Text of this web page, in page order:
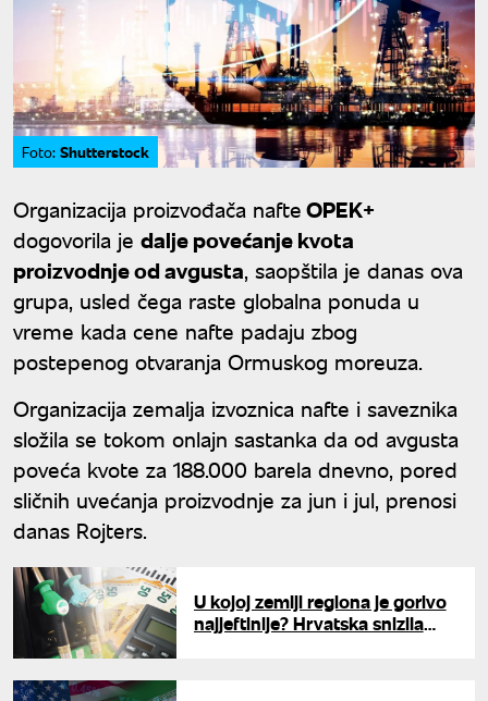
Foto: Shutterstock
Organizacija proizvođača nafteOPEK+
dogovorila je dalje povećanje kvota
proizvodnje od avgusta, saopštila je danas ova
grupa, usled čega raste globalna ponuda u
vreme kada cene nafte padaju zbog
postepenog otvaranja Ormuskog moreuza.
Organizacija zemalja izvoznica nafte i saveznika
složila se tokom onlajn sastanka da od avgusta
poveća kvote za 188.000 barela dnevno, pored
sličnih uvećanja proizvodnje za jun i jul, prenosi
danas Rojters.
U kojoj zemlji regiona je gorivo
najjeftinije? Hrvatska snizila